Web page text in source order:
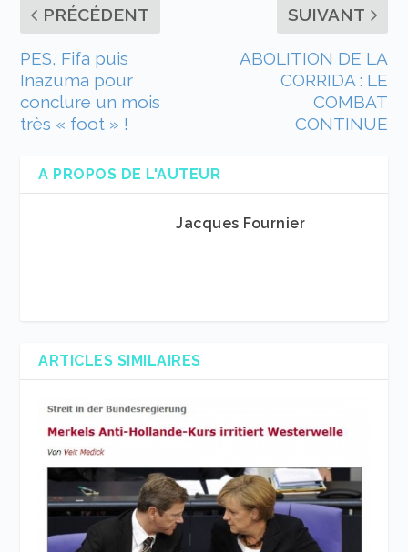
PRÉCÉDENT
PES, Fifa puis
Inazuma pour
conclure un mois
très « foot » !
SUIVANT
ABOLITION DE LA
CORRIDA : LE
COMBAT
CONTINUE
A PROPOS DE L'AUTEUR
Jacques Fournier
ARTICLES SIMILAIRES